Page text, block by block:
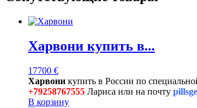
Харвони купить в...
17700 €
Харвони купить в России по
+79258767555 Лариса или на почту
В корзину